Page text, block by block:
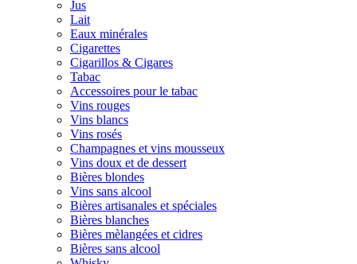
Jus
Lait
Eaux minérales
Cigarettes
Cigarillos & Cigares
Tabac
Accessoires pour le tabac
Vins rouges
Vins blancs
Vins rosés
Champagnes et vins mousseux
Vins doux et de dessert
Bières blondes
Vins sans alcool
Bières artisanales et spéciales
Bières blanches
Bières mèlangées et cidres
Bières sans alcool